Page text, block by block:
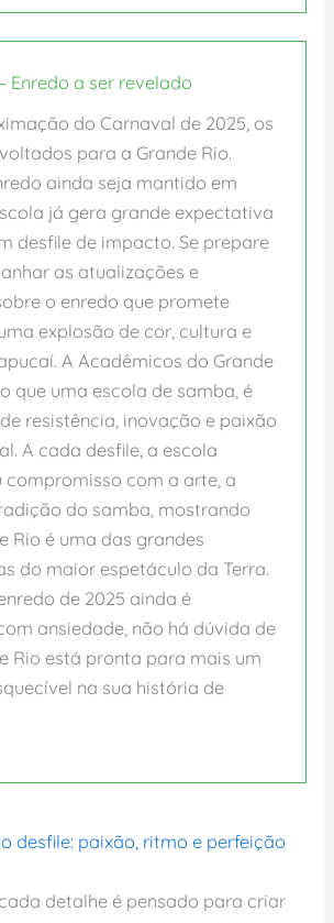
Enredo a ser revelado
do Carnaval de 2025, os
para a Grande Rio.
ainda seja mantido em
já gera grande expectativa
desfile de impacto. Se prepare
as atualizações e
o enredo que promete
explosão de cor, cultura e
A Acadêmicos do Grande
que uma escola de samba, é
resistência, inovação e paixão
A cada desfile, a escola
compromisso com a arte, a
do samba, mostrando
Rio é uma das grandes
do maior espetáculo da Terra.
de 2025 ainda é
ansiedade, não há dúvida de
Rio está pronta para mais um
na sua história de
desfile: paixão, ritmo e perfeição
detalhe é pensado para criar